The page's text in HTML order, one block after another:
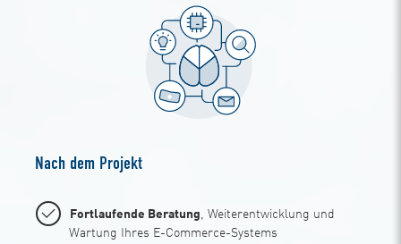
Nach dem Projekt
Fortlaufende Beratung, Weiterentwicklung und
Wartung Ihres E-Commerce-Systems